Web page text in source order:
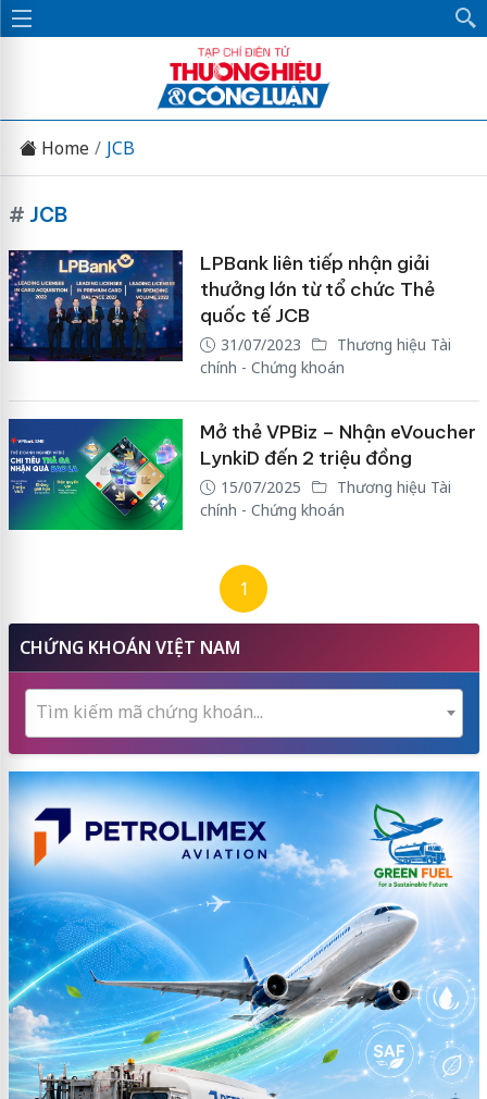
Home JCB
# JCB
LPBank liên tiếp nhận giải
thưởng lớn từ tổ chức Thẻ
quốc tế JCB
31/07/2023
Thương hiệu Tài
chính - Chứng khoán
Mở thẻ VPBiz – Nhận eVoucher
LynkiD đến 2 triệu đồng
15/07/2025
Thương hiệu Tài
chính - Chứng khoán
1
CHỨNG KHOÁN VIỆT NAM
Tìm kiếm mã chứng khoán...